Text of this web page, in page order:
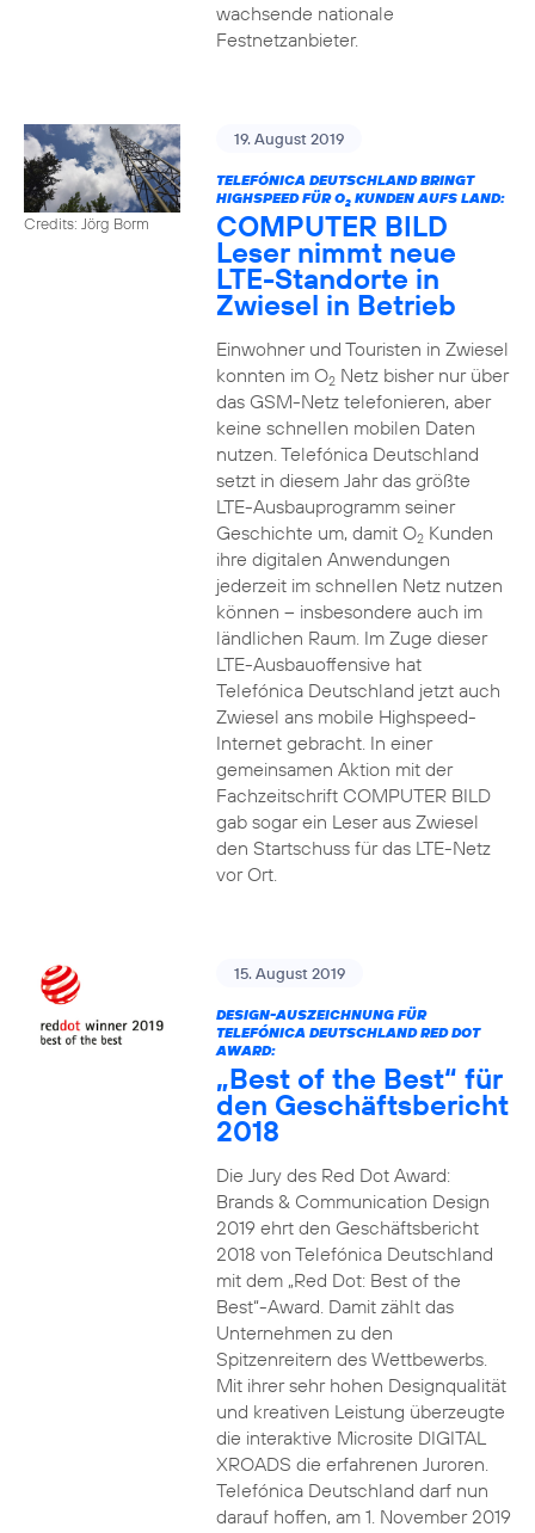
wachsende nationale
Festnetzanbieter.
Credits: Jörg Borm
19. August 2019
TELEFÓNICA DEUTSCHLAND BRINGT
HIGHSPEED FÜR O2KUNDEN AUFS LAND:
COMPUTER BILD
Leser nimmt neue
LTE-Standorte in
Zwiesel in Betrieb
Einwohner und Touristen in Zwiesel
konnten im O2Netz bisher nur über
das GSM-Netz telefonieren, aber
keine schnellen mobilen Daten
nutzen. Telefónica Deutschland
setzt in diesem Jahr das größte
LTE-Ausbauprogramm seiner
Geschichte um, damit O2Kunden
ihre digitalen Anwendungen
jederzeit im schnellen Netz nutzen
können – insbesondere auch im
ländlichen Raum. Im Zuge dieser
LTE-Ausbauoffensive hat
Telefónica Deutschland jetzt auch
Zwiesel ans mobile Highspeed-
Internet gebracht. In einer
gemeinsamen Aktion mit der
Fachzeitschrift COMPUTER BILD
gab sogar ein Leser aus Zwiesel
den Startschuss für das LTE-Netz
vor Ort.
15. August 2019
DESIGN-AUSZEICHNUNG FÜR
TELEFÓNICA DEUTSCHLAND RED DOT
AWARD:
„Best of the Best“ für
den Geschäftsbericht
2018
Die Jury des Red Dot Award:
Brands & Communication Design
2019 ehrt den Geschäftsbericht
2018 von Telefónica Deutschland
mit dem „Red Dot: Best of the
Best“-Award. Damit zählt das
Unternehmen zu den
Spitzenreitern des Wettbewerbs.
Mit ihrer sehr hohen Designqualität
und kreativen Leistung überzeugte
die interaktive Microsite DIGITAL
XROADS die erfahrenen Juroren.
Telefónica Deutschland darf nun
darauf hoffen, am 1. November 2019